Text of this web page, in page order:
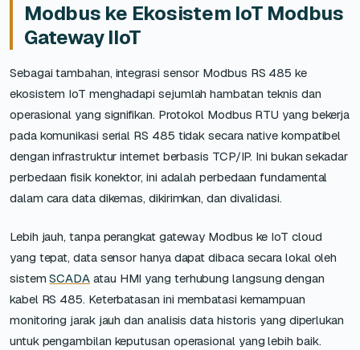
Modbus ke Ekosistem IoT Modbus
Gateway IIoT
Sebagai tambahan, integrasi sensor Modbus RS 485 ke
ekosistem IoT menghadapi sejumlah hambatan teknis dan
operasional yang signifikan. Protokol Modbus RTU yang bekerja
pada komunikasi serial RS 485 tidak secara native kompatibel
dengan infrastruktur internet berbasis TCP/IP. Ini bukan sekadar
perbedaan fisik konektor, ini adalah perbedaan fundamental
dalam cara data dikemas, dikirimkan, dan divalidasi.
Lebih jauh, tanpa perangkat gateway Modbus ke IoT cloud
yang tepat, data sensor hanya dapat dibaca secara lokal oleh
sistemSCADA atau HMI yang terhubung langsung dengan
kabel RS 485. Keterbatasan ini membatasi kemampuan
monitoring jarak jauh dan analisis data historis yang diperlukan
untuk pengambilan keputusan operasional yang lebih baik.